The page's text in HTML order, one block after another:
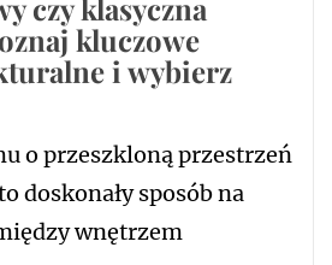
czy klasyczna
kluczowe
i wybierz
o przeszkloną przestrzeń
doskonały sposób na
wnętrzem